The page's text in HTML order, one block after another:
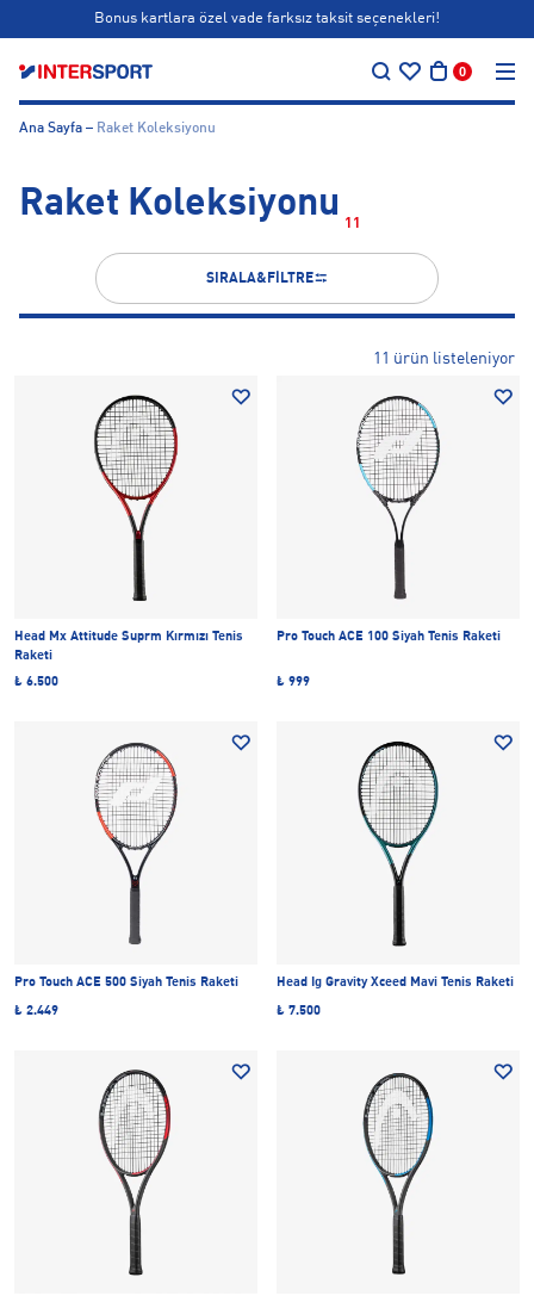
Bonus kartlara özel vade farksız taksit seçenekleri!
0
Ana Sayfa Raket Koleksiyonu
Raket Koleksiyonu 11
SIRALA&FİLTRE
11 ürün listeleniyor
Head Mx Attitude Suprm Kırmızı Tenis
Raketi
₺ 6.500
Pro Touch ACE 100 Siyah Tenis Raketi
₺ 999
Pro Touch ACE 500 Siyah Tenis Raketi
₺ 2.449
Head Ig Gravity Xceed Mavi Tenis Raketi
₺ 7.500